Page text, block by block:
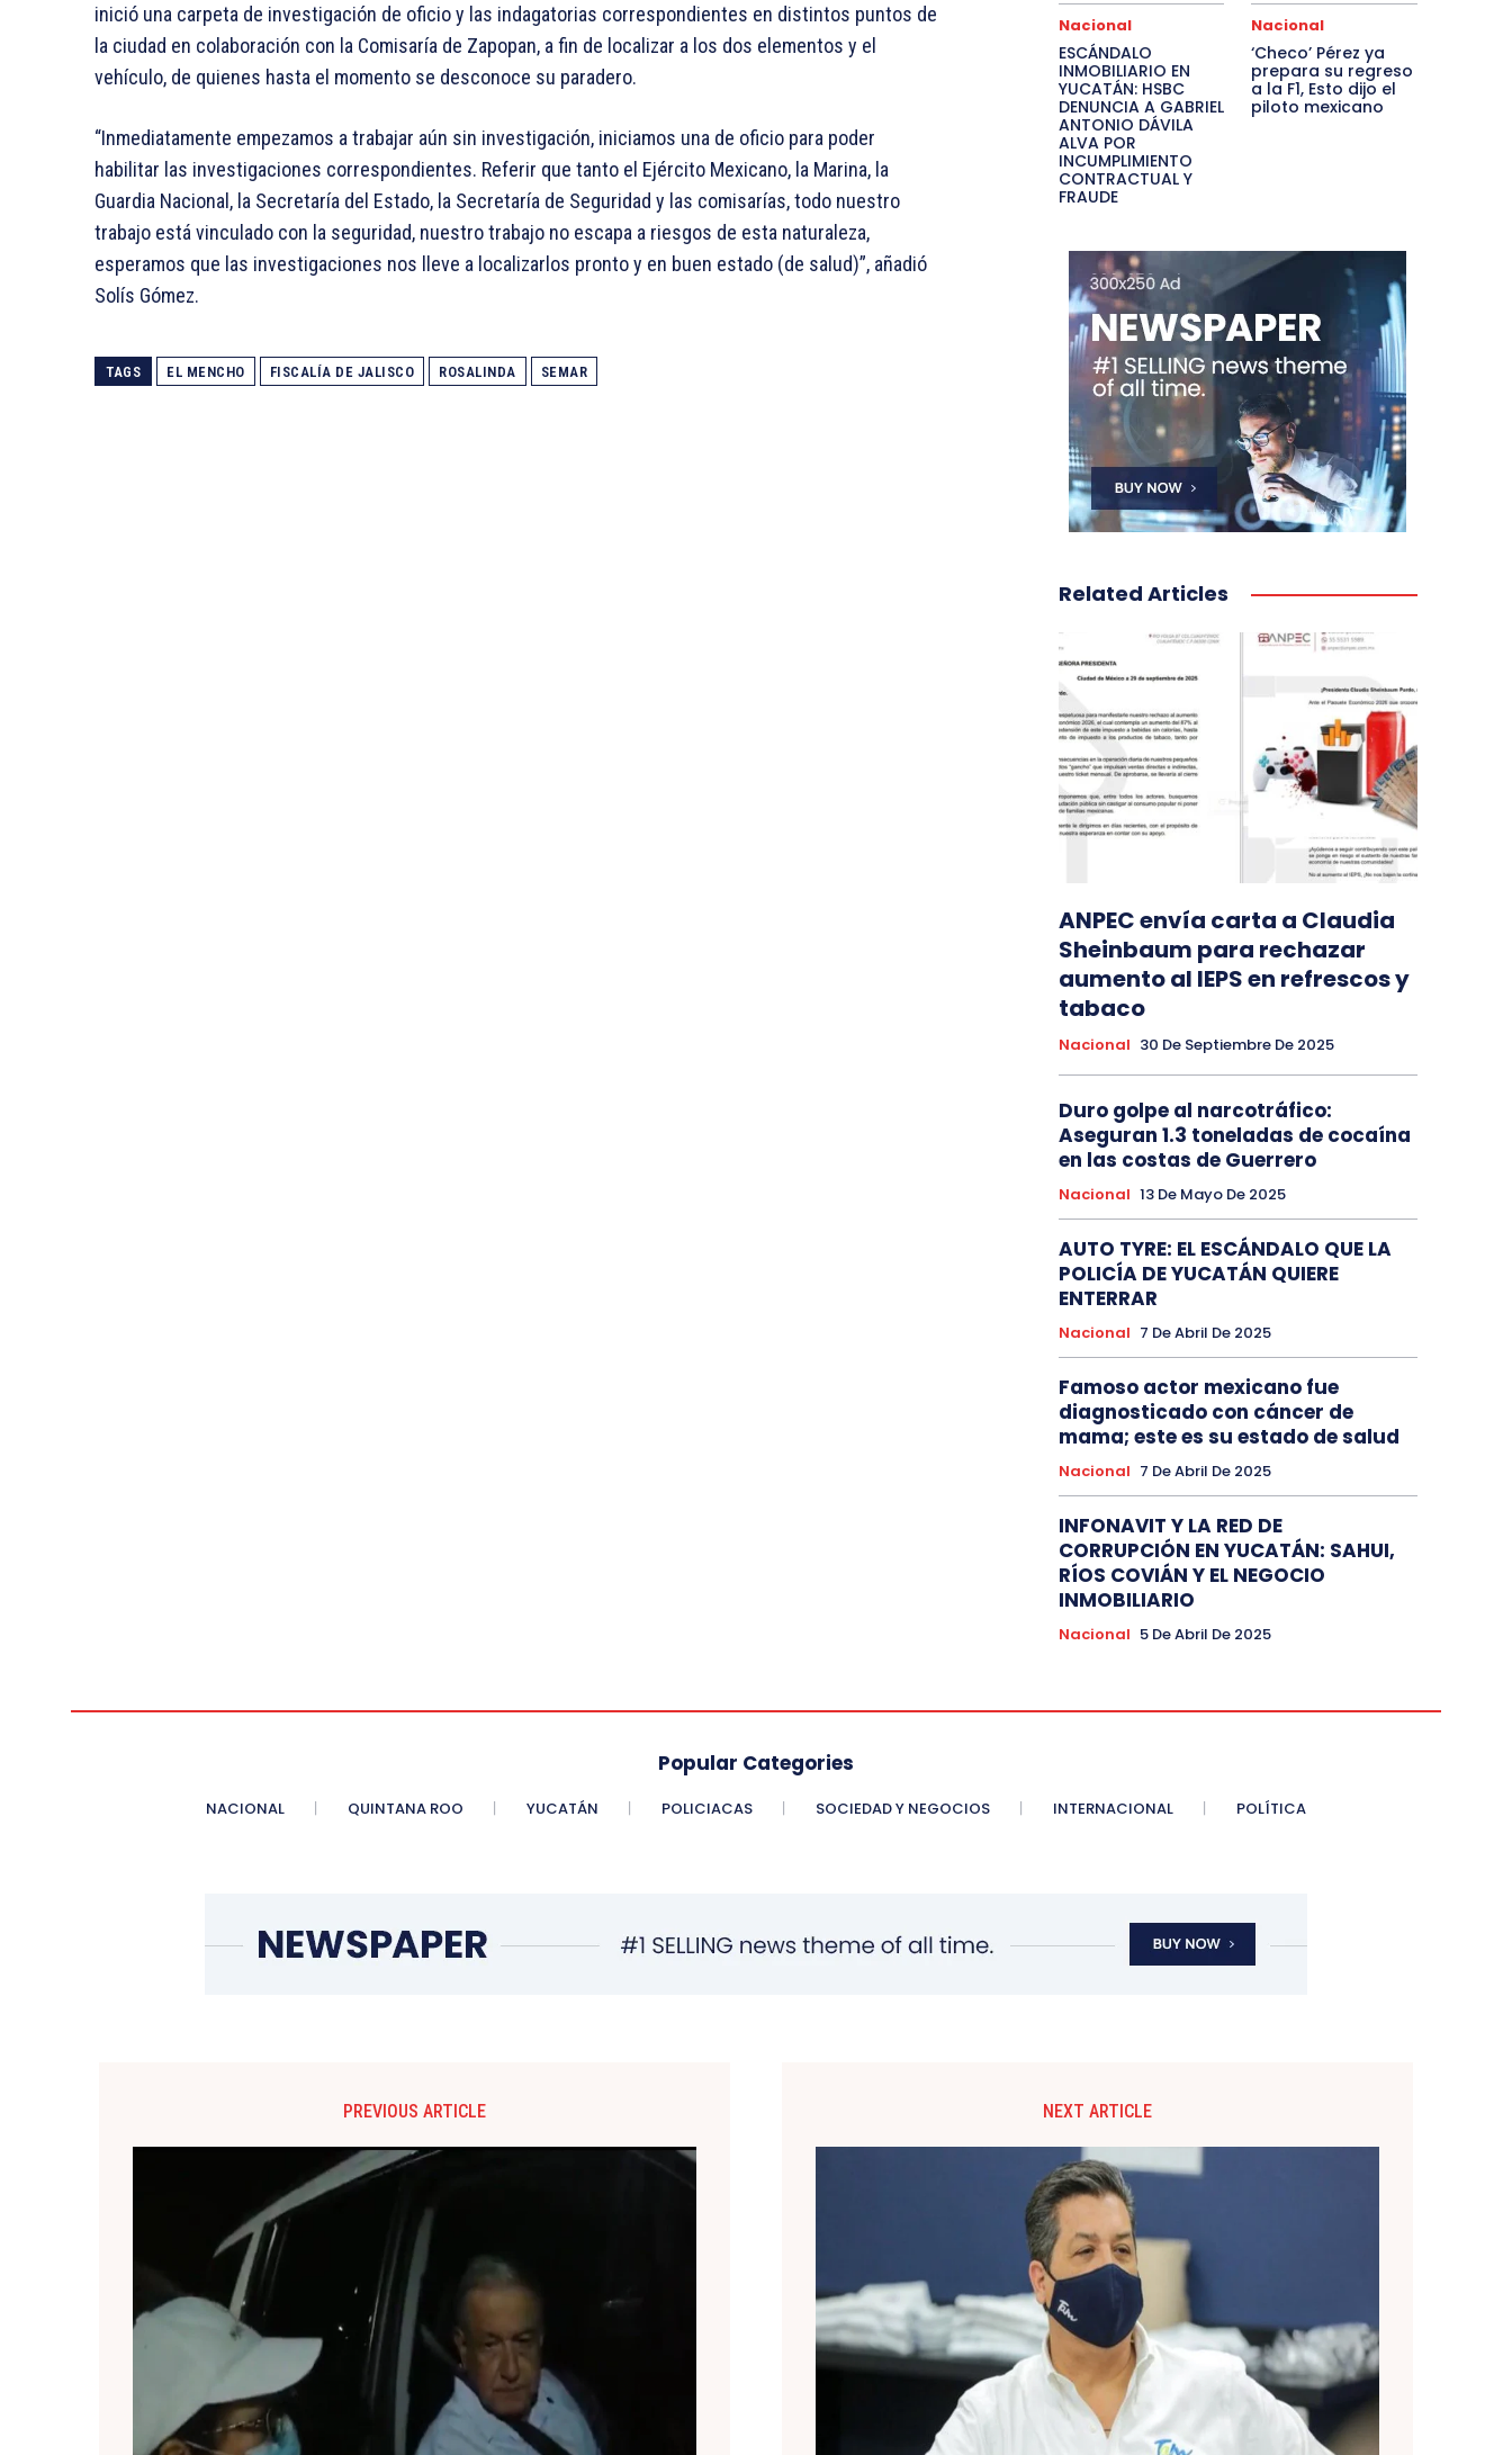
inició una carpeta de investigación de oficio y las indagatorias correspondientes en distintos puntos de
la ciudad en colaboración con la Comisaría de Zapopan, a fin de localizar a los dos elementos y el
vehículo, de quienes hasta el momento se desconoce su paradero.
“Inmediatamente empezamos a trabajar aún sin investigación, iniciamos una de oficio para poder
habilitar las investigaciones correspondientes. Referir que tanto el Ejército Mexicano, la Marina, la
Guardia Nacional, la Secretaría del Estado, la Secretaría de Seguridad y las comisarías, todo nuestro
trabajo está vinculado con la seguridad, nuestro trabajo no escapa a riesgos de esta naturaleza,
esperamos que las investigaciones nos lleve a localizarlos pronto y en buen estado (de salud)”, añadió
Solís Gómez.
TAGS EL MENCHO FISCALÍA DE JALISCO ROSALINDA SEMAR
Nacional
ESCÁNDALO
INMOBILIARIO EN
YUCATÁN: HSBC
DENUNCIA A GABRIEL
ANTONIO DÁVILA
ALVA POR
INCUMPLIMIENTO
CONTRACTUAL Y
FRAUDE
Nacional
‘Checo’ Pérez ya
prepara su regreso
a la F1, Esto dijo el
piloto mexicano
Related Articles
ANPEC envía carta a Claudia
Sheinbaum para rechazar
aumento al IEPS en refrescos y
tabaco
Nacional 30 De Septiembre De 2025
Duro golpe al narcotráfico:
Aseguran 1.3 toneladas de cocaína
en las costas de Guerrero
Nacional 13 De Mayo De 2025
AUTO TYRE: EL ESCÁNDALO QUE LA
POLICÍA DE YUCATÁN QUIERE
ENTERRAR
Nacional 7 De Abril De 2025
Famoso actor mexicano fue
diagnosticado con cáncer de
mama; este es su estado de salud
Nacional 7 De Abril De 2025
INFONAVIT Y LA RED DE
CORRUPCIÓN EN YUCATÁN: SAHUI,
RÍOS COVIÁN Y EL NEGOCIO
INMOBILIARIO
Nacional 5 De Abril De 2025
Popular Categories
NACIONAL QUINTANA ROO YUCATÁN POLICIACAS SOCIEDAD Y NEGOCIOS INTERNACIONAL POLÍTICA
PREVIOUS ARTICLE NEXT ARTICLE